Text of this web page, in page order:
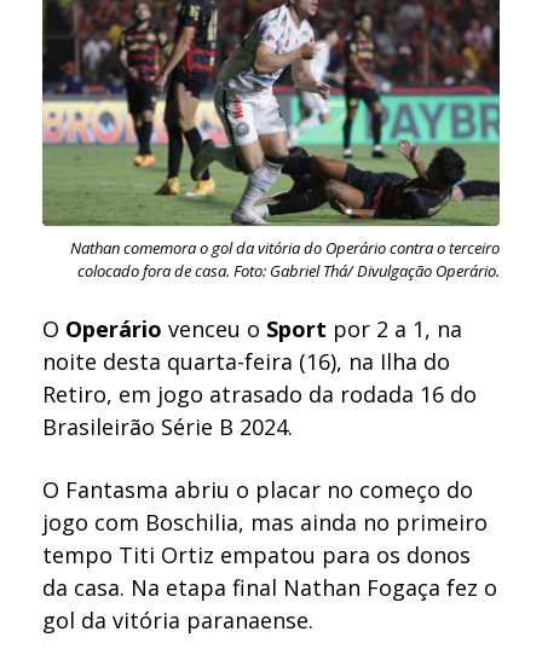
Nathan comemora o gol da vitória do Operário contra o terceiro
colocado fora de casa. Foto: Gabriel Thá/ Divulgação Operário.
O Operário venceu o Sport por 2 a 1, na
noite desta quarta-feira (16), na Ilha do
Retiro, em jogo atrasado da rodada 16 do
Brasileirão Série B 2024.
O Fantasma abriu o placar no começo do
jogo com Boschilia, mas ainda no primeiro
tempo Titi Ortiz empatou para os donos
da casa. Na etapa final Nathan Fogaça fez o
gol da vitória paranaense.